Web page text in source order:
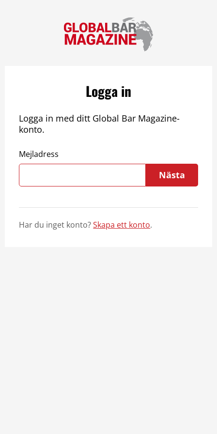
Logga in
Logga in med ditt Global Bar Magazine-
konto.
Mejladress
Nästa
Har du inget konto?Skapa ett konto.